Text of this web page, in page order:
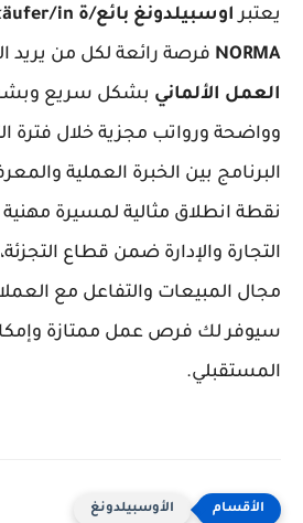
فرصة رائعة لكل من يريد
الألمانيبشكل سريع
ورواتب مجزية خلال فترة
بين الخبرة العملية والمعرفة
انطلاق مثالية لمسيرة مهنية
والإدارة ضمن قطاع التجزئة،
المبيعات والتفاعل مع العملاء،
لك فرص عمل ممتازة
الأوسبيلدونغ